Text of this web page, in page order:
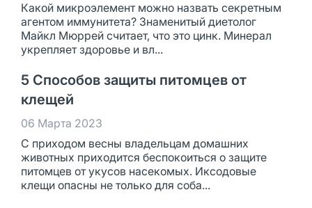
Какой микроэлемент можно назвать секретным
агентом иммунитета? Знаменитый диетолог
Майкл Мюррей считает, что это цинк. Минерал
укрепляет здоровье и вл...
5 Способов защиты питомцев от
клещей
06 Марта 2023
С приходом весны владельцам домашних
животных приходится беспокоиться о защите
питомцев от укусов насекомых. Иксодовые
клещи опасны не только для соба...